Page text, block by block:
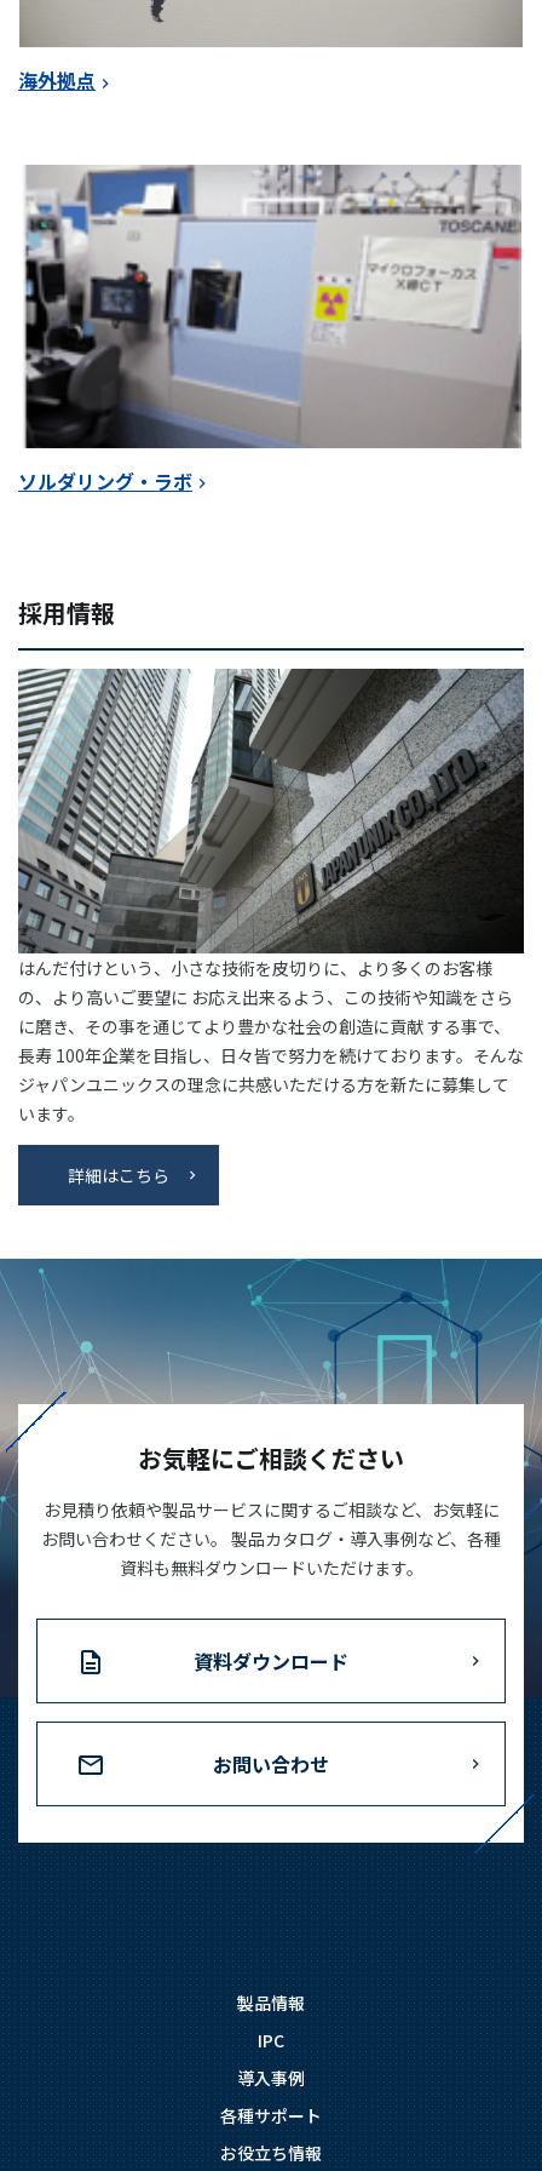
海外拠点
ソルダリング・ラボ
採用情報
はんだ付けという、小さな技術を皮切りに、より多くのお客様
の、より高いご要望に お応え出来るよう、この技術や知識をさら
に磨き、その事を通じてより豊かな社会の創造に貢献 する事で、
長寿 100年企業を目指し、日々皆で努力を続けております。そんな
ジャパンユニックスの理念に共感いただける方を新たに募集して
います。
詳細はこちら
お気軽にご相談ください
お見積り依頼や製品サービスに関するご相談など、お気軽に
お問い合わせください。 製品カタログ・導入事例など、各種
資料も無料ダウンロードいただけます。
資料ダウンロード
お問い合わせ
製品情報
IPC
導入事例
各種サポート
お役立ち情報